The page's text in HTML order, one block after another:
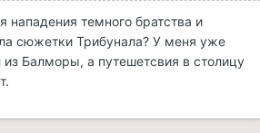
и кую всё самостоятельно, но по
это очень долго и даже у меня
в плавильне плавим оркские
нападения темного братства и
сюжетки Трибунала? У меня уже
из Балморы, а путешетсвия в столицу